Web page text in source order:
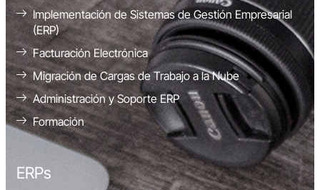
Implementación de Sistemas de Gestión Empresarial
(ERP)
Facturación Electrónica
Migración de Cargas de Trabajo a la Nube
Administración y Soporte ERP
Formación
ERPs